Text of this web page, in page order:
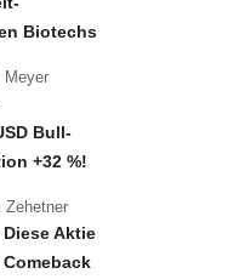
Biotechs
Meyer
Bull-
+32 %!
Zehetner
Aktie